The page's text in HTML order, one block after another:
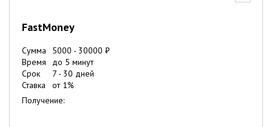
FastMoney
Сумма 5000 - 30000 ₽
Время
до 5 минут
Срок
7 - 30 дней
Ставка
от 1%
Получение: